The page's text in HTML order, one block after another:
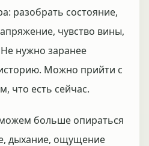
разобрать состояние,
чувство вины,
нужно заранее
Можно прийти с
что есть сейчас.
больше опираться
дыхание, ощущение